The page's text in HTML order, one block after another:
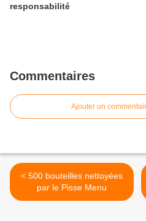
responsabilité
Commentaires
Ajouter un
< 500 bouteilles nettoyées
par le Pisse Menu